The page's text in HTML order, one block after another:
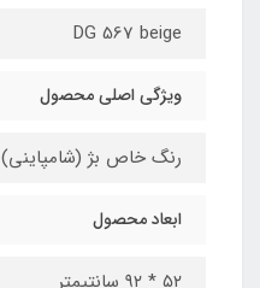
DG 567 beige
ویژگی اصلی محصول
رنگ خاص بژ (شامپاینی)
ابعاد محصول